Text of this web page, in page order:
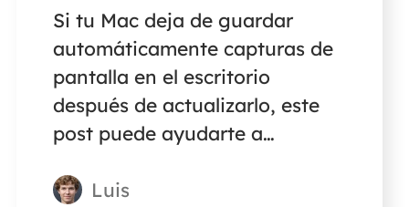
Si tu Mac deja de guardar
automáticamente capturas de
pantalla en el escritorio
después de actualizarlo, este
post puede ayudarte a
encontrarás soluciones cuando
Luis